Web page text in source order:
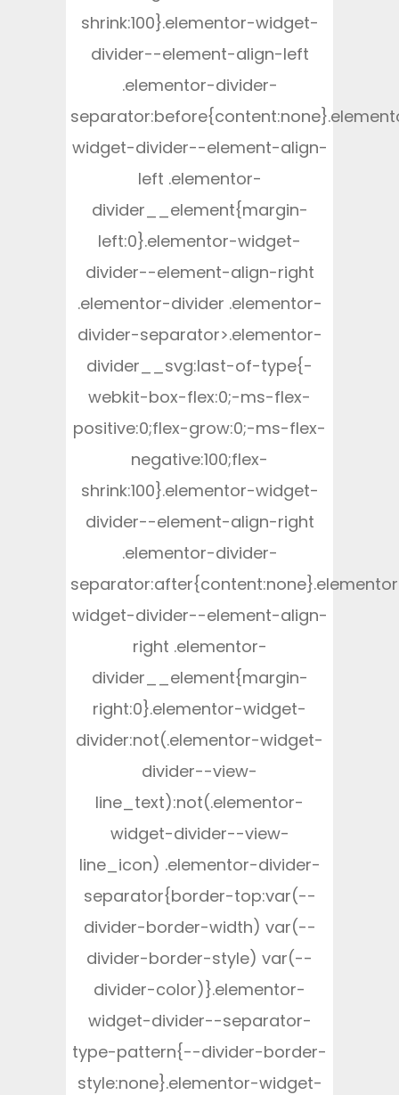
shrink:100}.elementor-widget-
divider--element-align-left
.elementor-divider-
widget-divider--element-align-
left .elementor-
divider__element{margin-
left:0}.elementor-widget-
divider--element-align-right
.elementor-divider .elementor-
divider-separator>.elementor-
divider__svg:last-of-type{-
webkit-box-flex:0;-ms-flex-
positive:0;flex-grow:0;-ms-flex-
negative:100;flex-
shrink:100}.elementor-widget-
divider--element-align-right
.elementor-divider-
widget-divider--element-align-
right .elementor-
divider__element{margin-
right:0}.elementor-widget-
divider:not(.elementor-widget-
divider--view-
line_text):not(.elementor-
widget-divider--view-
line_icon) .elementor-divider-
separator{border-top:var(--
divider-border-width) var(--
divider-border-style) var(--
divider-color)}.elementor-
widget-divider--separator-
type-pattern{--divider-border-
style:none}.elementor-widget-